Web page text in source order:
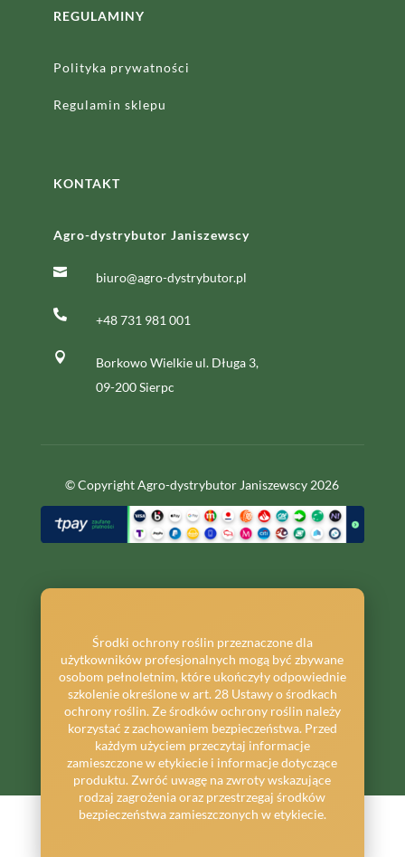
REGULAMINY
Polityka prywatności
Regulamin sklepu
KONTAKT
Agro-dystrybutor Janiszewscy
 biuro@agro-dystrybutor.pl
 +48 731 981 001

Borkowo Wielkie ul. Długa 3,
09-200 Sierpc
© Copyright Agro-dystrybutor Janiszewscy 2026
Środki ochrony roślin przeznaczone dla
użytkowników profesjonalnych mogą być zbywane
osobom pełnoletnim, które ukończyły odpowiednie
szkolenie określone w art. 28 Ustawy o środkach
ochrony roślin. Ze środków ochrony roślin należy
korzystać z zachowaniem bezpieczeństwa. Przed
każdym użyciem przeczytaj informacje
zamieszczone w etykiecie i informacje dotyczące
produktu. Zwróć uwagę na zwroty wskazujące
rodzaj zagrożenia oraz przestrzegaj środków
bezpieczeństwa zamieszczonych w etykiecie.